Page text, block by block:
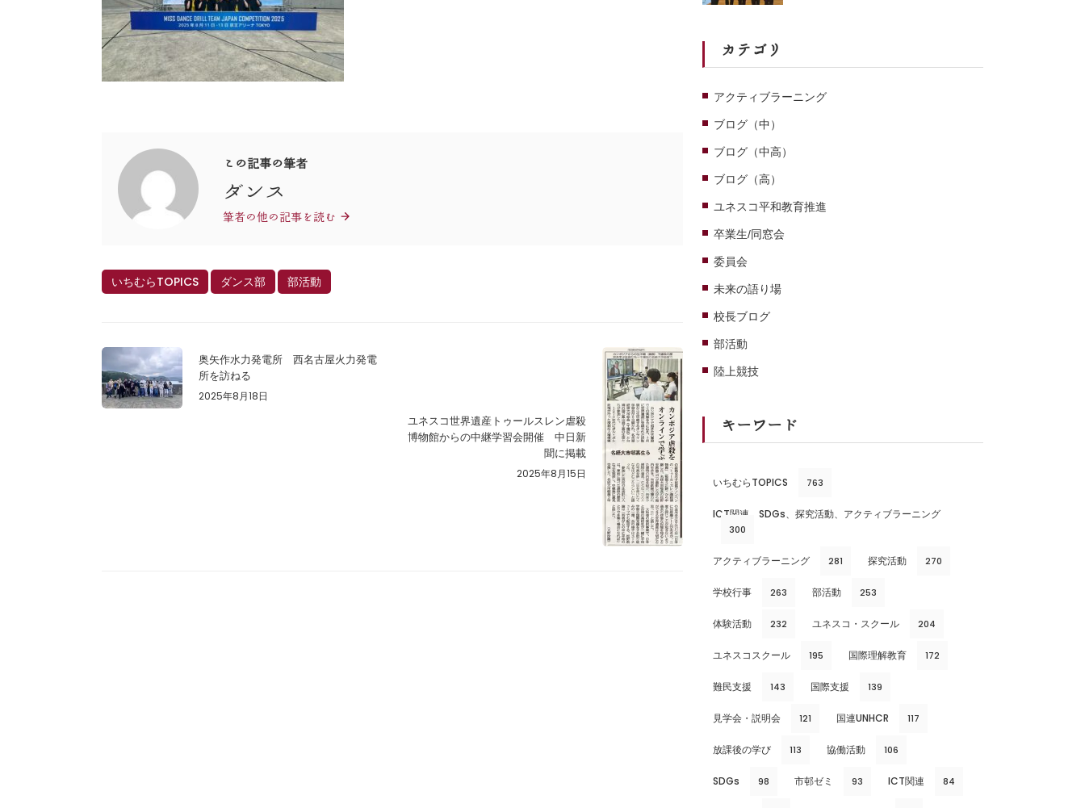
この記事の筆者
ダンス
筆者の他の記事を読む
いちむらTOPICS ダンス部 部活動
奥矢作水力発電所 西名古屋火力発電
所を訪ねる
2025年8月18日
ユネスコ世界遺産トゥールスレン虐殺
博物館からの中継学習会開催 中日新
聞に掲載
2025年8月15日
カテゴリ
アクティブラーニング
ブログ（中）
ブログ（中高）
ブログ（高）
ユネスコ平和教育推進
卒業生/同窓会
委員会
未来の語り場
校長ブログ
部活動
陸上競技
キーワード
いちむらTOPICS 763
ICT関連、SDGs、探究活動、アクティブラーニング
300
アクティブラーニング 281 探究活動 270
学校行事 263 部活動 253
体験活動 232 ユネスコ・スクール 204
ユネスコスクール 195 国際理解教育 172
難民支援 143 国際支援 139
見学会・説明会 121 国連UNHCR 117
放課後の学び 113 協働活動 106
SDGs 98 市邨ゼミ 93 ICT関連 84